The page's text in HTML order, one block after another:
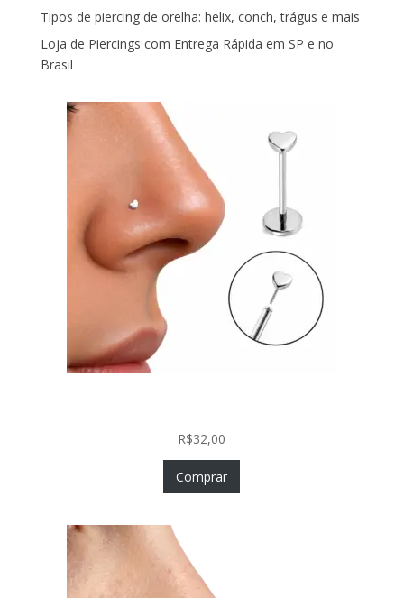
Tipos de piercing de orelha: helix, conch, trágus e mais
Loja de Piercings com Entrega Rápida em SP e no
Brasil
R$32,00
Comprar